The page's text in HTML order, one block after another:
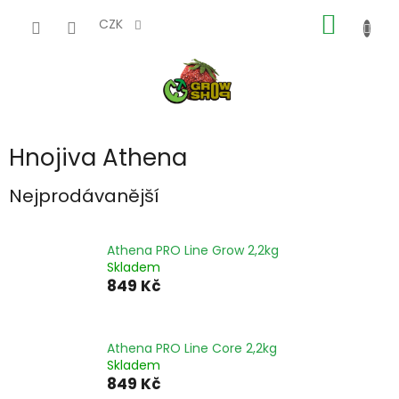
CZK
KOŠÍK
Hnojiva Athena
Nejprodávanější
Athena PRO Line Grow 2,2kg
Skladem
849 Kč
Athena PRO Line Core 2,2kg
Skladem
849 Kč